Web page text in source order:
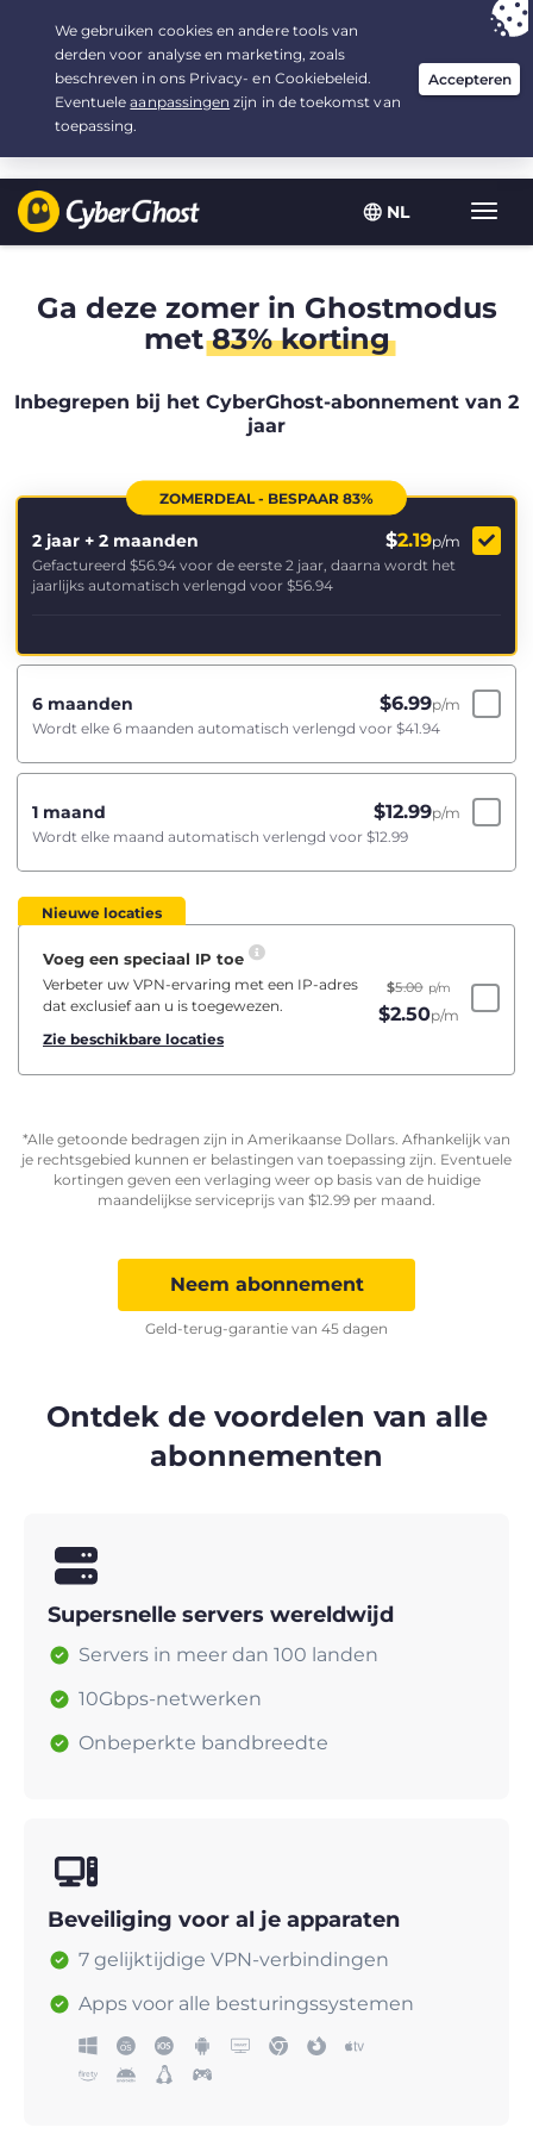
NL
Uw keuze:de beste aanbiedingvoor 2.1666666666667 jaar, voor $
2.19/maand
Ga deze zomer in Ghostmodus
met83% korting
Inbegrepen bij het CyberGhost-abonnement van 2
jaar
ZOMERDEAL - BESPAAR 83%
2 jaar + 2 maanden $2.19p/m
Gefactureerd $56.94 voor de eerste 2 jaar, daarna wordt het
jaarlijks automatisch verlengd voor $56.94
6 maanden $6.99p/m
Wordt elke 6 maanden automatisch verlengd voor $41.94
1 maand $12.99p/m
Wordt elke maand automatisch verlengd voor $12.99
Nieuwe locaties
Voeg een speciaal IP toe
Verbeter uw VPN-ervaring met een IP-adres
dat exclusief aan u is toegewezen.
Zie beschikbare locaties
$5.00 p/m
$2.50p/m
*Alle getoonde bedragen zijn in Amerikaanse Dollars. Afhankelijk van
je rechtsgebied kunnen er belastingen van toepassing zijn. Eventuele
kortingen geven een verlaging weer op basis van de huidige
maandelijkse serviceprijs van $12.99 per maand.
Neem abonnement
Geld-terug-garantie van 45 dagen
Ontdek de voordelen van alle
abonnementen
Supersnelle servers wereldwijd
Servers in meer dan 100 landen
10Gbps-netwerken
Onbeperkte bandbreedte
Beveiliging voor al je apparaten
7 gelijktijdige VPN-verbindingen
Apps voor alle besturingssystemen